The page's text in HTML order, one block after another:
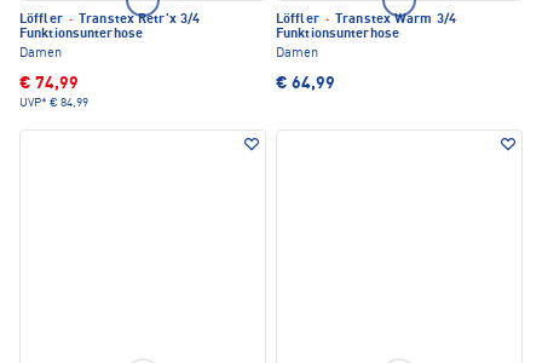
Löffler ·
Transtex Retr'x 3/4
Funktionsunterhose
Damen
€ 74,99
UVP* € 84,99
Löffler ·
Transtex Warm 3/4
Funktionsunterhose
Damen
€ 64,99